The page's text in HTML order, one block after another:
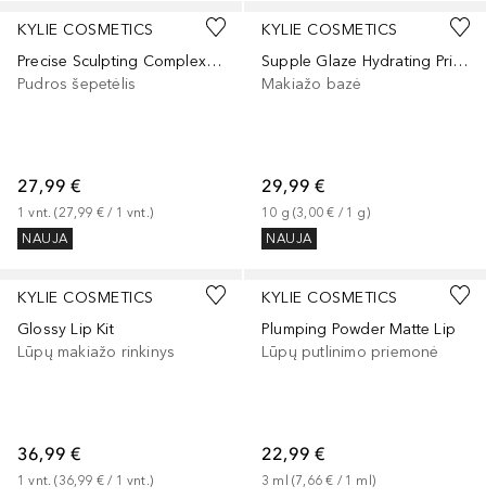
KYLIE COSMETICS
Precise Sculpting Complexion Brush
Pudros šepetėlis
27,99 €
1 vnt. (27,99 € / 1 vnt. )
NAUJA
KYLIE COSMETICS
Supple Glaze Hydrating Primer
Makiažo bazė
29,99 €
10 g (3,00 € / 1 g)
NAUJA
KYLIE COSMETICS
Glossy Lip Kit
Lūpų makiažo rinkinys
36,99 €
1 vnt. (36,99 € / 1 vnt. )
KYLIE COSMETICS
Plumping Powder Matte Lip
Lūpų putlinimo priemonė
22,99 €
3 ml (7,66 € / 1 ml)
+3